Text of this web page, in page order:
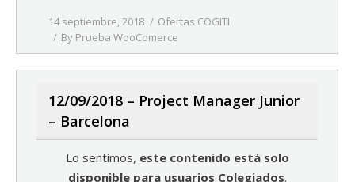
14 septiembre, 2018
Ofertas COGITI
By Prueba WooComerce
12/09/2018 – Project Manager Junior
– Barcelona
Lo sentimos, este contenido está solo
disponible para usuarios Colegiados.